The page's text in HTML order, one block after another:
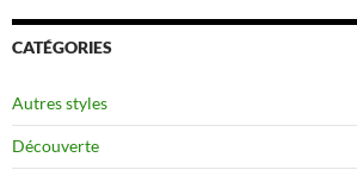
CATÉGORIES
Autres styles
Découverte